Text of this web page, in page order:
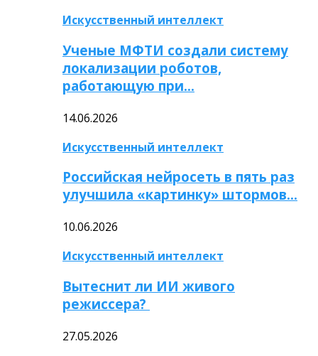
Искусственный интеллект
Ученые МФТИ создали систему
локализации роботов,
работающую при…
14.06.2026
Искусственный интеллект
Российская нейросеть в пять раз
улучшила «картинку» штормов…
10.06.2026
Искусственный интеллект
Вытеснит ли ИИ живого
режиссера?
27.05.2026